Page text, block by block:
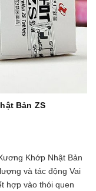
Bản ZS
Khớp Nhật Bản
và tác động Vai
hợp vào thói quen